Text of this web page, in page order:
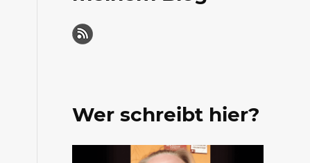
Wer schreibt hier?